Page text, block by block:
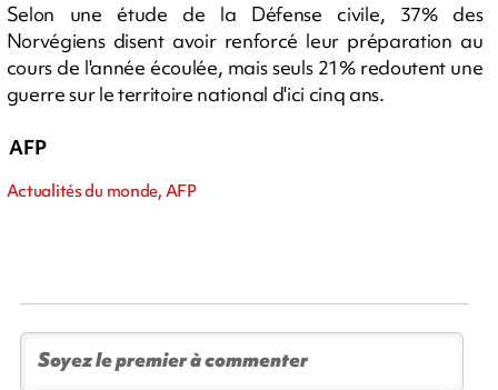
Selon une étude de la Défense civile, 37% des
Norvégiens disent avoir renforcé leur préparation au
cours de l'année écoulée, mais seuls 21% redoutent une
guerre sur le territoire national d'ici cinq ans.
AFP
Actualités du monde, AFP